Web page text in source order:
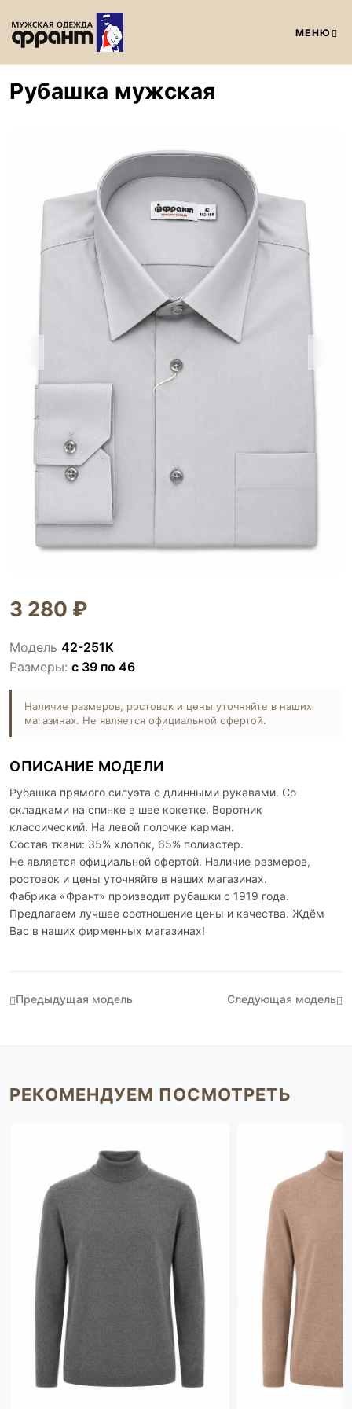
МЕНЮ
Рубашка мужская
3 280 ₽
Модель 42-251К
Размеры: с 39 по 46
Наличие размеров, ростовок и цены уточняйте в наших
магазинах. Не является официальной офертой.
ОПИСАНИЕ МОДЕЛИ
Рубашка прямого силуэта с длинными рукавами. Со
складками на спинке в шве кокетке. Воротник
классический. На левой полочке карман.
Состав ткани: 35% хлопок, 65% полиэстер.
Не является официальной офертой. Наличие размеров,
ростовок и цены уточняйте в наших магазинах.
Фабрика «Франт» производит рубашки с 1919 года.
Предлагаем лучшее соотношение цены и качества. Ждём
Вас в наших фирменных магазинах!
Предыдущая модель Следующая модель
РЕКОМЕНДУЕМ ПОСМОТРЕТЬ